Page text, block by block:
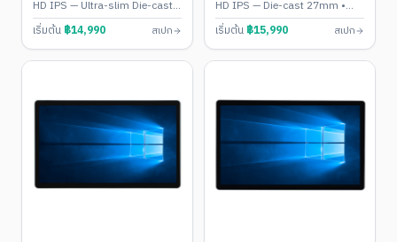
HD IPS — Ultra-slim Die-cast
Body • Monitor / Android 11-
13 / Windows 10-11
เริ่มต้น ฿14,990 สเปก
HD IPS — Die-cast 27mm •
Monitor / Android 11-13 /
Windows 10-11 (Intel N100)
เริ่มต้น ฿15,990 สเปก